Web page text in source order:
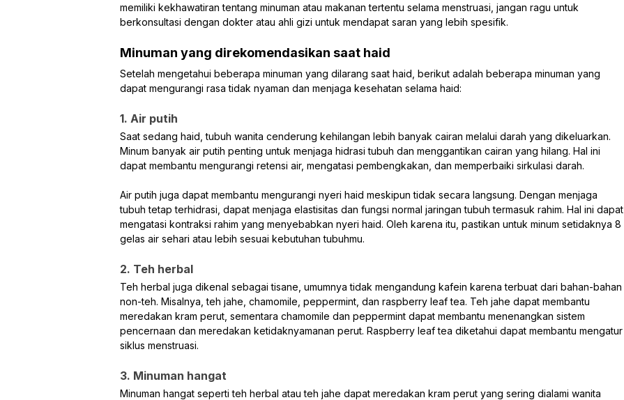
memiliki kekhawatiran tentang minuman atau makanan tertentu selama menstruasi, jangan ragu untuk
berkonsultasi dengan dokter atau ahli gizi untuk mendapat saran yang lebih spesifik.
Minuman yang direkomendasikan saat haid
Setelah mengetahui beberapa minuman yang dilarang saat haid, berikut adalah beberapa minuman yang
dapat mengurangi rasa tidak nyaman dan menjaga kesehatan selama haid:
1. Air putih
Saat sedang haid, tubuh wanita cenderung kehilangan lebih banyak cairan melalui darah yang dikeluarkan.
Minum banyak air putih penting untuk menjaga hidrasi tubuh dan menggantikan cairan yang hilang. Hal ini
dapat membantu mengurangi retensi air, mengatasi pembengkakan, dan memperbaiki sirkulasi darah.
Air putih juga dapat membantu mengurangi nyeri haid meskipun tidak secara langsung. Dengan menjaga
tubuh tetap terhidrasi, dapat menjaga elastisitas dan fungsi normal jaringan tubuh termasuk rahim. Hal ini dapat
mengatasi kontraksi rahim yang menyebabkan nyeri haid. Oleh karena itu, pastikan untuk minum setidaknya 8
gelas air sehari atau lebih sesuai kebutuhan tubuhmu.
2. Teh herbal
Teh herbal juga dikenal sebagai tisane, umumnya tidak mengandung kafein karena terbuat dari bahan-bahan
non-teh. Misalnya, teh jahe, chamomile, peppermint, dan raspberry leaf tea. Teh jahe dapat membantu
meredakan kram perut, sementara chamomile dan peppermint dapat membantu menenangkan sistem
pencernaan dan meredakan ketidaknyamanan perut. Raspberry leaf tea diketahui dapat membantu mengatur
siklus menstruasi.
3. Minuman hangat
Minuman hangat seperti teh herbal atau teh jahe dapat meredakan kram perut yang sering dialami wanita